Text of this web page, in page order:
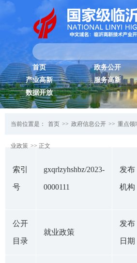
首页 政务公开
产业高新
服务高新
数据开放
当前位置是： 首页 >> 政府信息公开 >> 重点领
业政策 >> 正文
索引
号
gxqrlzyhshbz/2023-
0000111
发布
机构
公开
目录
就业政策
发布
日期